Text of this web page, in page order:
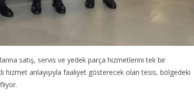
satış, servis ve yedek parça hizmetlerini tek bir
hizmet anlayışıyla faaliyet gösterecek olan tesis, bölgedeki